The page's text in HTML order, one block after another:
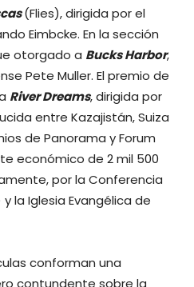
(Flies), dirigida por el
Eimbcke. En la sección
otorgado a Bucks Harbor,
Pete Muller. El premio de
River Dreams, dirigida por
entre Kazajistán, Suiza
de Panorama y Forum
económico de 2 mil 500
por la Conferencia
la Iglesia Evangélica de
conforman una